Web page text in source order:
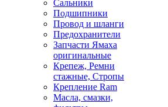
Сальники
Подшипники
Провод и шланги
Предохранители
Запчасти Ямаха
оригинальные
Крепеж, Ремни
стажные, Стропы
Крепление Ram
Масла, смазки,